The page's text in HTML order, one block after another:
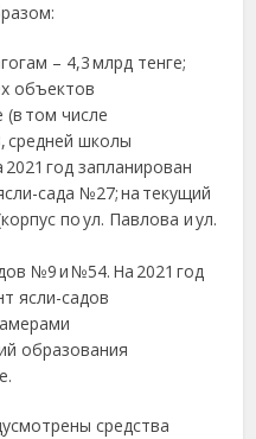
– 4,3 млрд тенге;
объектов
(в том числе
средней школы
год запланирован
сада №27; на текущий
по ул. Павлова и ул.
№9 и №54. На 2021 год
ясли-садов
образования
средства